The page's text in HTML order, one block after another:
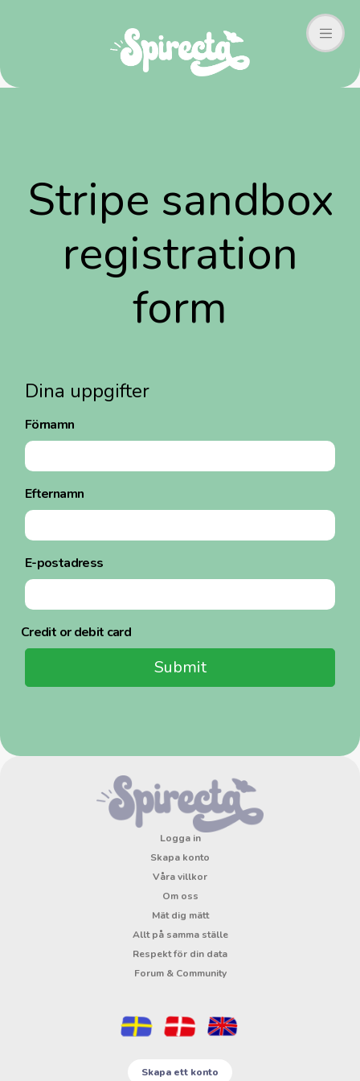
Stripe sandbox
registration
form
Dina uppgifter
Förnamn
Efternamn
E-postadress
Credit or debit card
Submit
Logga in
Skapa konto
Våra villkor
Om oss
Mät dig mätt
Allt på samma ställe
Respekt för din data
Forum & Community
Skapa ett konto